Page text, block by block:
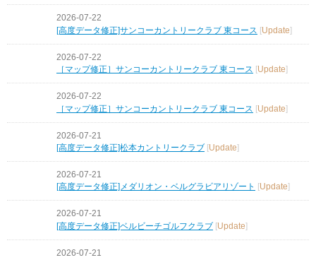
2026-07-22
[高度データ修正]サンコーカントリークラブ 東コース [Update]
2026-07-22
［マップ修正］サンコーカントリークラブ 東コース [Update]
2026-07-22
［マップ修正］サンコーカントリークラブ 東コース [Update]
2026-07-21
[高度データ修正]松本カントリークラブ [Update]
2026-07-21
[高度データ修正]メダリオン・ベルグラビアリゾート
Update
2026-07-21
[高度データ修正]ベルビーチゴルフクラブ [Update]
2026-07-21